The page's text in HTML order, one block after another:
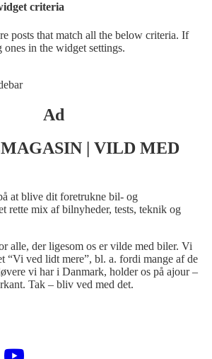
criteria
posts that match all the below criteria. If
in the widget settings.
Ad
| VILD MED
at blive dit foretrukne bil- og
rette mix af bilnyheder, tests, teknik og
alle, der ligesom os er vilde med biler. Vi
“Vi ved lidt mere”, bl. a. fordi mange af de
vi har i Danmark, holder os på ajour –
Tak – bliv ved med det.